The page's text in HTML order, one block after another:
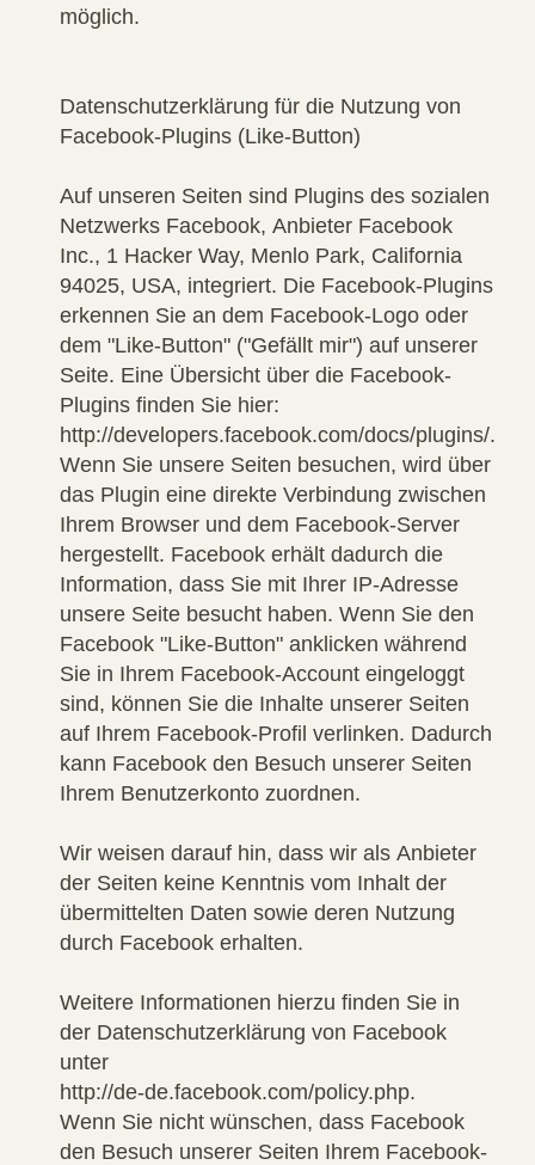
möglich.
Datenschutzerklärung für die Nutzung von
Facebook-Plugins (Like-Button)
Auf unseren Seiten sind Plugins des sozialen
Netzwerks Facebook, Anbieter Facebook
Inc., 1 Hacker Way, Menlo Park, California
94025, USA, integriert. Die Facebook-Plugins
erkennen Sie an dem Facebook-Logo oder
dem "Like-Button" ("Gefällt mir") auf unserer
Seite. Eine Übersicht über die Facebook-
Plugins finden Sie hier:
http://developers.facebook.com/docs/plugins/.
Wenn Sie unsere Seiten besuchen, wird über
das Plugin eine direkte Verbindung zwischen
Ihrem Browser und dem Facebook-Server
hergestellt. Facebook erhält dadurch die
Information, dass Sie mit Ihrer IP-Adresse
unsere Seite besucht haben. Wenn Sie den
Facebook "Like-Button" anklicken während
Sie in Ihrem Facebook-Account eingeloggt
sind, können Sie die Inhalte unserer Seiten
auf Ihrem Facebook-Profil verlinken. Dadurch
kann Facebook den Besuch unserer Seiten
Ihrem Benutzerkonto zuordnen.
Wir weisen darauf hin, dass wir als Anbieter
der Seiten keine Kenntnis vom Inhalt der
übermittelten Daten sowie deren Nutzung
durch Facebook erhalten.
Weitere Informationen hierzu finden Sie in
der Datenschutzerklärung von Facebook
unter
http://de-de.facebook.com/policy.php.
Wenn Sie nicht wünschen, dass Facebook
den Besuch unserer Seiten Ihrem Facebook-